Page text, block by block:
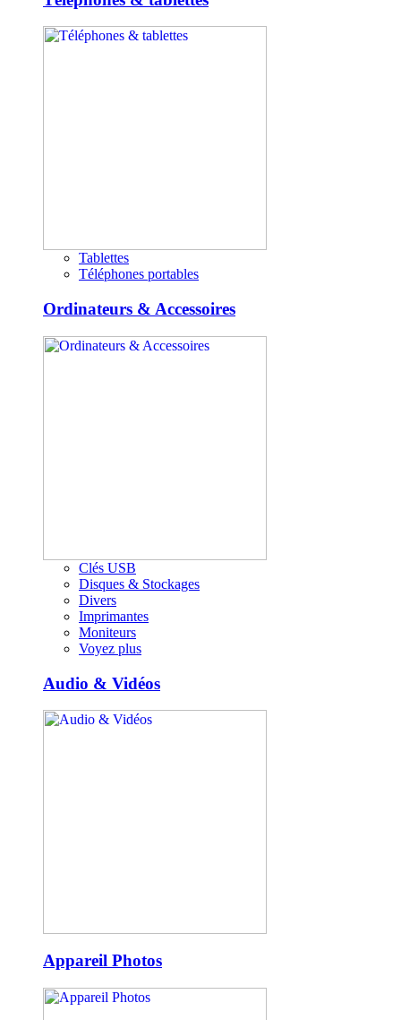
Tablettes
Téléphones portables
Ordinateurs & Accessoires
Clés USB
Disques & Stockages
Divers
Imprimantes
Moniteurs
Voyez plus
Audio & Vidéos
Appareil Photos